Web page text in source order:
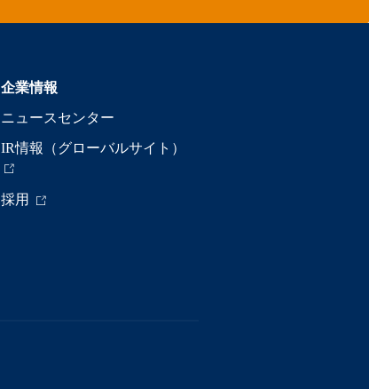
企業情報
ニュースセンター
IR情報（グローバルサイト）
採用